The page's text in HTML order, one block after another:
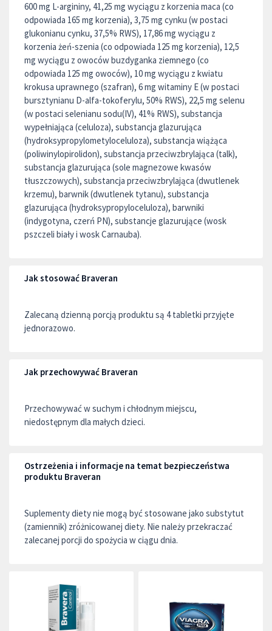
600 mg L-argininy, 41,25 mg wyciągu z korzenia maca (co
odpowiada 165 mg korzenia), 3,75 mg cynku (w postaci
glukonianu cynku, 37,5% RWS), 17,86 mg wyciągu z
korzenia żeń-szenia (co odpowiada 125 mg korzenia), 12,5
mg wyciągu z owoców buzdyganka ziemnego (co
odpowiada 125 mg owoców), 10 mg wyciągu z kwiatu
krokusa uprawnego (szafran), 6 mg witaminy E (w postaci
bursztynianu D-alfa-tokoferylu, 50% RWS), 22,5 mg selenu
(w postaci selenianu sodu(IV), 41% RWS), substancja
wypełniająca (celuloza), substancja glazurująca
(hydroksypropylometyloceluloza), substancja wiążąca
(poliwinylopirolidon), substancja przeciwzbrylająca (talk),
substancja glazurująca (sole magnezowe kwasów
tłuszczowych), substancja przeciwzbrylająca (dwutlenek
krzemu), barwnik (dwutlenek tytanu), substancja
glazurująca (hydroksypropyloceluloza), barwniki
(indygotyna, czerń PN), substancje glazurujące (wosk
pszczeli biały i wosk Carnauba).
Jak stosować Braveran
Zalecaną dzienną porcją produktu są 4 tabletki przyjęte
jednorazowo.
Jak przechowywać Braveran
Przechowywać w suchym i chłodnym miejscu,
niedostępnym dla małych dzieci.
Ostrzeżenia i informacje na temat bezpieczeństwa
produktu Braveran
Suplementy diety nie mogą być stosowane jako substytut
(zamiennik) zróżnicowanej diety. Nie należy przekraczać
zalecanej porcji do spożycia w ciągu dnia.